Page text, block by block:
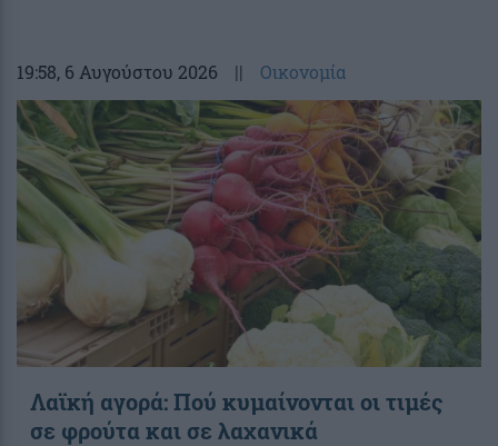
19:58, 6 Αυγούστου 2026 || Οικονομία
Λαϊκή αγορά: Πού κυμαίνονται οι τιμές
σε φρούτα και σε λαχανικά